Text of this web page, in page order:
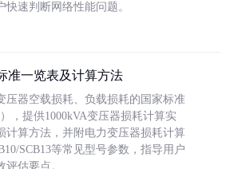
速判断网络性能问题。
准一览表及计算方法
压器空载损耗、负载损耗的国家标准
），提供1000kVA变压器损耗计算实
计算方法，并附电力变压器损耗计算
SCB13等常见型号参数，指导用户
估要点。